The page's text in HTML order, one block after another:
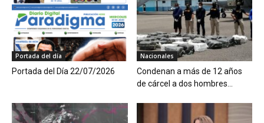
Portada del día
Portada del Día 22/07/2026
Nacionales
Condenan a más de 12 años
de cárcel a dos hombres...